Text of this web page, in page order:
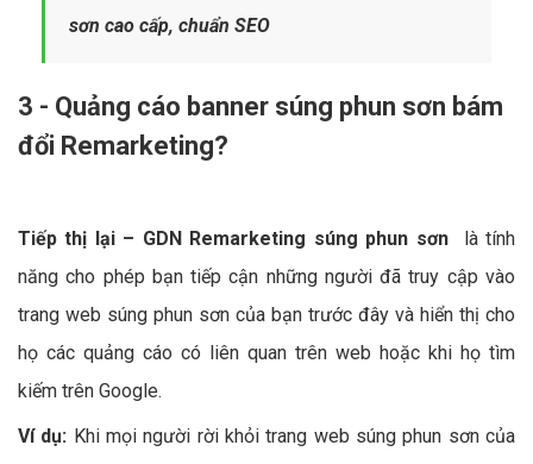
sơn cao cấp, chuẩn SEO
3 - Quảng cáo banner súng phun sơn bám
đổi Remarketing?
Tiếp thị lại – GDN Remarketing súng phun sơn
là tính
năng cho phép bạn tiếp cận những người đã truy cập vào
trang web súng phun sơn của bạn trước đây và hiển thị cho
họ các quảng cáo có liên quan trên web hoặc khi họ tìm
kiếm trên Google.
Ví dụ: Khi mọi người rời khỏi trang web súng phun sơn của